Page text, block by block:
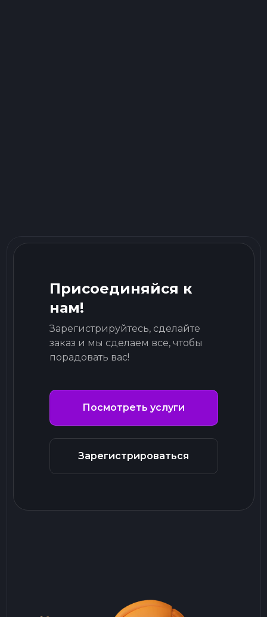
Присоединяйся к
нам!
Зарегистрируйтесь, сделайте
заказ и мы сделаем все, чтобы
порадовать вас!
Посмотреть услуги
Зарегистрироваться